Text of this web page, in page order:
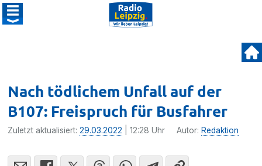
Nach tödlichem Unfall auf der
B107: Freispruch für Busfahrer
Zuletzt aktualisiert:29.03.2022 | 12:28 Uhr Autor: Redaktion